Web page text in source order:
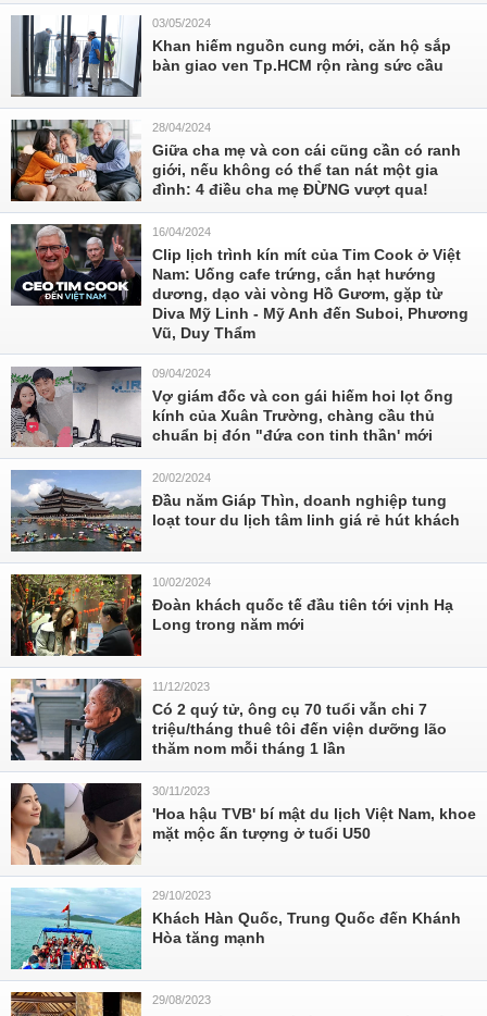
03/05/2024
Khan hiếm nguồn cung mới, căn hộ sắp
bàn giao ven Tp.HCM rộn ràng sức cầu
28/04/2024
Giữa cha mẹ và con cái cũng cần có ranh
giới, nếu không có thể tan nát một gia
đình: 4 điều cha mẹ ĐỪNG vượt qua!
16/04/2024
Clip lịch trình kín mít của Tim Cook ở Việt
Nam: Uống cafe trứng, cắn hạt hướng
dương, dạo vài vòng Hồ Gươm, gặp từ
Diva Mỹ Linh - Mỹ Anh đến Suboi, Phương
Vũ, Duy Thẩm
09/04/2024
Vợ giám đốc và con gái hiếm hoi lọt ống
kính của Xuân Trường, chàng cầu thủ
chuẩn bị đón "đứa con tinh thần' mới
20/02/2024
Đầu năm Giáp Thìn, doanh nghiệp tung
loạt tour du lịch tâm linh giá rẻ hút khách
10/02/2024
Đoàn khách quốc tế đầu tiên tới vịnh Hạ
Long trong năm mới
11/12/2023
Có 2 quý tử, ông cụ 70 tuổi vẫn chi 7
triệu/tháng thuê tôi đến viện dưỡng lão
thăm nom mỗi tháng 1 lần
30/11/2023
'Hoa hậu TVB' bí mật du lịch Việt Nam, khoe
mặt mộc ấn tượng ở tuổi U50
29/10/2023
Khách Hàn Quốc, Trung Quốc đến Khánh
Hòa tăng mạnh
29/08/2023